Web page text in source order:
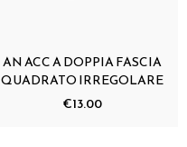
AN ACC A DOPPIA FASCIA
QUADRATO IRREGOLARE
€13.00